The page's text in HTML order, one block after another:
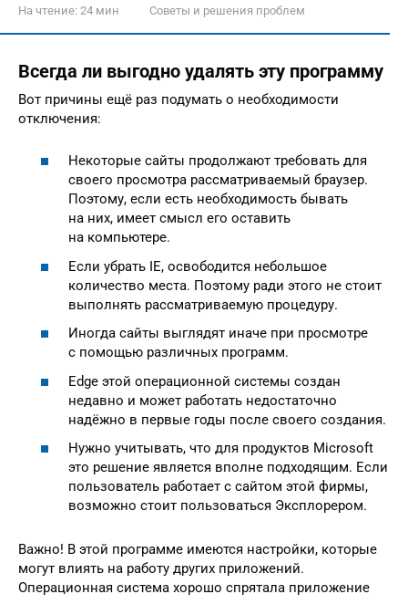
На чтение: 24 мин Советы и решения проблем
Всегда ли выгодно удалять эту программу
Вот причины ещё раз подумать о необходимости
отключения:
Некоторые сайты продолжают требовать для
своего просмотра рассматриваемый браузер.
Поэтому, если есть необходимость бывать
на них, имеет смысл его оставить
на компьютере.
Если убрать IE, освободится небольшое
количество места. Поэтому ради этого не стоит
выполнять рассматриваемую процедуру.
Иногда сайты выглядят иначе при просмотре
с помощью различных программ.
Edge этой операционной системы создан
недавно и может работать недостаточно
надёжно в первые годы после своего создания.
Нужно учитывать, что для продуктов Microsoft
это решение является вполне подходящим. Если
пользователь работает с сайтом этой фирмы,
возможно стоит пользоваться Эксплорером.
Важно! В этой программе имеются настройки, которые
могут влиять на работу других приложений.
Операционная система хорошо спрятала приложение